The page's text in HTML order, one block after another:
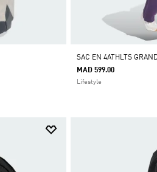
SAC EN 4ATHLTS
MAD 599.00
Lifestyle